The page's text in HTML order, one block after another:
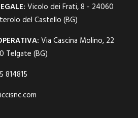
Vicolo dei Frati, 8 - 24060
del Castello (BG)
Via Cascina Molino, 22
Telgate (BG)
814815